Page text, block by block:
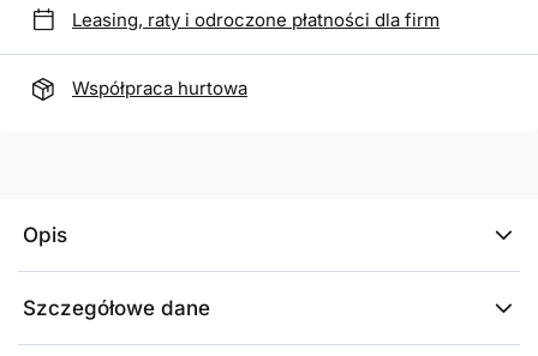
Leasing, raty i odroczone płatności dla firm
Współpraca hurtowa
Opis
Szczegółowe dane